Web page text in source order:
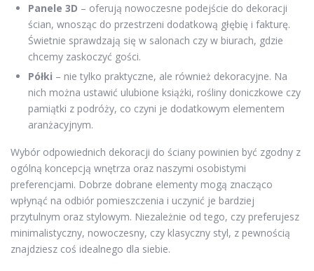
Panele 3D – oferują nowoczesne podejście do dekoracji
ścian, wnosząc do przestrzeni dodatkową głębię i fakturę.
Świetnie sprawdzają się w salonach czy w biurach, gdzie
chcemy zaskoczyć gości.
Półki – nie tylko praktyczne, ale również dekoracyjne. Na
nich można ustawić ulubione książki, rośliny doniczkowe czy
pamiątki z podróży, co czyni je dodatkowym elementem
aranżacyjnym.
Wybór odpowiednich dekoracji do ściany powinien być zgodny z
ogólną koncepcją wnętrza oraz naszymi osobistymi
preferencjami. Dobrze dobrane elementy mogą znacząco
wpłynąć na odbiór pomieszczenia i uczynić je bardziej
przytulnym oraz stylowym. Niezależnie od tego, czy preferujesz
minimalistyczny, nowoczesny, czy klasyczny styl, z pewnością
znajdziesz coś idealnego dla siebie.